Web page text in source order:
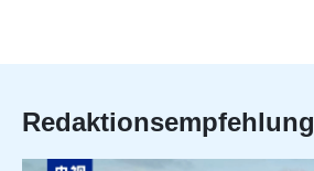
Redaktionsempfehlung